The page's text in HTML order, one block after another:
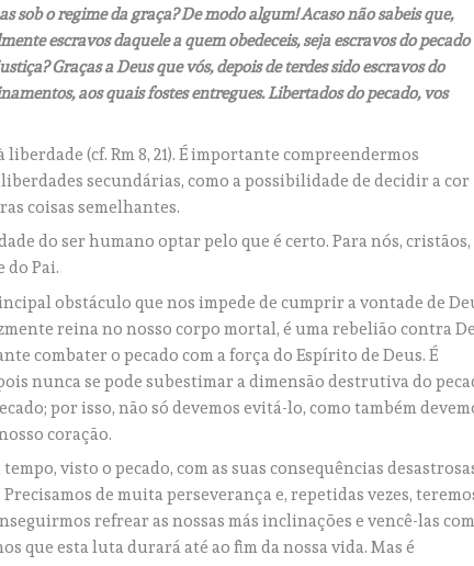
sob o regime da graça? De modo algum! Acaso não sabeis que,
escravos daquele a quem obedeceis, seja escravos do pecado
Graças a Deus que vós, depois de terdes sido escravos do
aos quais fostes entregues. Libertados do pecado, vos
(cf. Rm 8, 21). É importante compreendermos
secundárias, como a possibilidade de decidir a cor
coisas semelhantes.
do ser humano optar pelo que é certo. Para nós, cristãos,
do Pai.
obstáculo que nos impede de cumprir a vontade de
reina no nosso corpo mortal, é uma rebelião contra
combater o pecado com a força do Espírito de Deus. É
nunca se pode subestimar a dimensão destrutiva do
por isso, não só devemos evitá-lo, como também
coração.
visto o pecado, com as suas consequências
de muita perseverança e, repetidas vezes,
refrear as nossas más inclinações e vencê-las
que esta luta durará até ao fim da nossa vida. Mas é